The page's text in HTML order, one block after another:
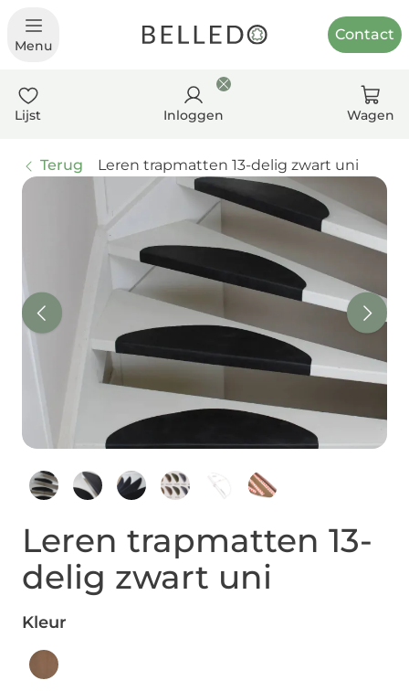
Menu
Contact
Lijst Inloggen Wagen
Terug Leren trapmatten 13-delig zwart uni
Leren trapmatten 13-
delig zwart uni
Kleur